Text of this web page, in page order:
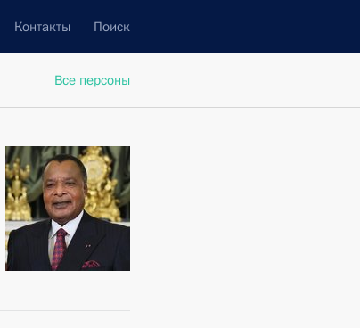
Контакты Поиск
Все персоны